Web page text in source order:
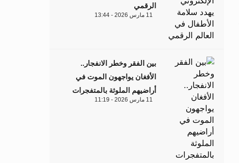
الرقمي
11 مارس 2026 - 13:44
بين الفقر وخطر الانفجار..
الأفغان يواجهون الموت في
أراضيهم الملوثة بالمتفجرات
11 مارس 2026 - 11:19